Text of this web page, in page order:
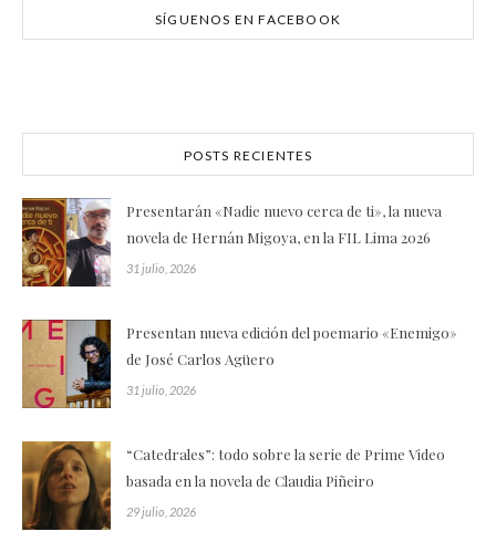
SÍGUENOS EN FACEBOOK
POSTS RECIENTES
Presentarán «Nadie nuevo cerca de ti», la nueva
novela de Hernán Migoya, en la FIL Lima 2026
31 julio, 2026
Presentan nueva edición del poemario «Enemigo»
de José Carlos Agüero
31 julio, 2026
“Catedrales”: todo sobre la serie de Prime Video
basada en la novela de Claudia Piñeiro
29 julio, 2026